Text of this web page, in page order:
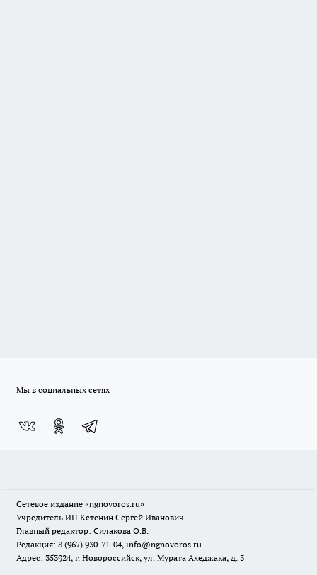
Мы в социальных сетях
Сетевое издание «ngnovoros.ru»
Учредитель ИП Кстенин Сергей Иванович
Главный редактор: Силакова О.В.
Редакция: 8 (967) 930-71-04, info@ngnovoros.ru
Адрес: 353924, г. Новороссийск, ул. Мурата Ахеджака, д. 3